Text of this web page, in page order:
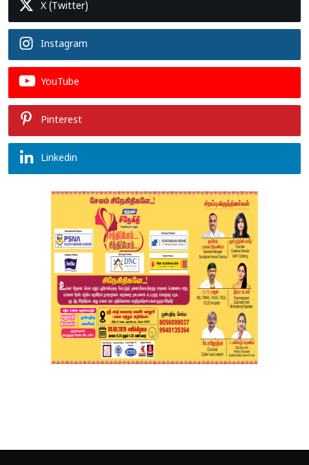
X (Twitter)
Instagram
YouTube
Pinterest
Linkedin